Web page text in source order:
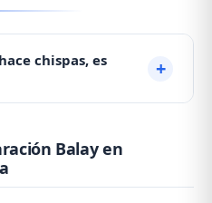
chispas, es
de grasa. No es
No lo use hasta que un
Balay en